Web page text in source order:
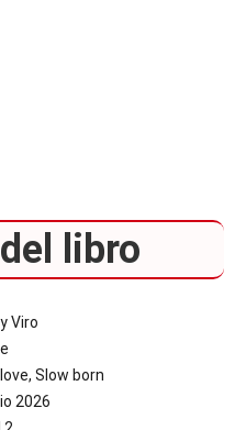
libro
Viro
Slow born
2026